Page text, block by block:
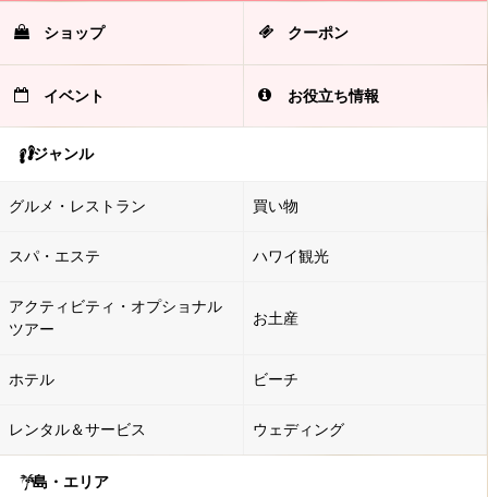
ショップ クーポン
イベント お役立ち情報
ジャンル
グルメ・レストラン 買い物
スパ・エステ ハワイ観光
アクティビティ・オプショナル
ツアー
お土産
ホテル ビーチ
レンタル＆サービス ウェディング
島・エリア